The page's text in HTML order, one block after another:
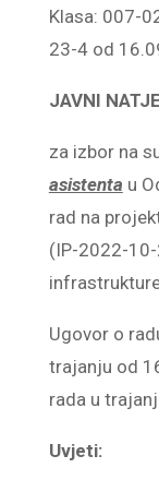
Klasa: 007-
23-4 od
JAVNI
za izbor na
asistenta u
rad na
(IP-2022-
Ugovor o
trajanju od
rada u
Uvjeti: